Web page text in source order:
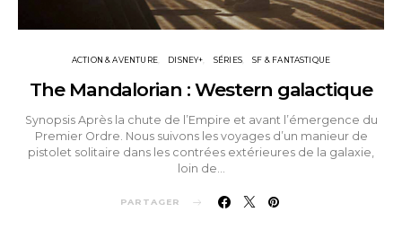
ACTION & AVENTURE DISNEY+ SÉRIES SF & FANTASTIQUE
The Mandalorian : Western galactique
Synopsis Après la chute de l’Empire et avant l’émergence du
Premier Ordre. Nous suivons les voyages d’un manieur de
pistolet solitaire dans les contrées extérieures de la galaxie,
loin de…
PARTAGER